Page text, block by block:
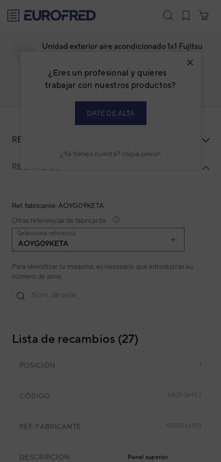
¿Eres un profesional y quieres
trabajar con nuestros productos?
DATE DE ALTA
¿Ya tienes cuenta? Inicia sesión
Unidad exterior aire acondicionado 1x1 Fujitsu
Familia: ADFUSPBI
Marca:
FUJITSU
Código: 3NGF87107
RECURSOS
RECAMBIOS
Ref. fabricante: AOYG09KETA
Otras referencias de fabricante
AOYG09KETA
Seleccione referencia
Para identificar tu máquina, es necesario que introduzcas su
número de serie
Núm. de serie
Lista de recambios (27)
POSICIÓN 1
CÓDIGO 9AGF06952
REF. FABRICANTE 9322556103
DESCRIPCIÓN Panel superior